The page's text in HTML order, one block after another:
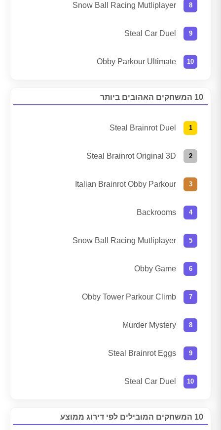
Snow Ball Racing Mutliplayer
Steal Car Duel
Obby Parkour Ultimate
10 המשחקים האהובים ביותר
Steal Brainrot Duel
Steal Brainrot Original 3D
Italian Brainrot Obby Parkour
Backrooms
Snow Ball Racing Mutliplayer
Obby Game
Obby Tower Parkour Climb
Murder Mystery
Steal Brainrot Eggs
Steal Car Duel
10 המשחקים המובילים לפי דירוג ממוצע